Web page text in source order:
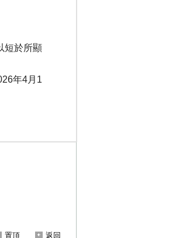
返回
置頂